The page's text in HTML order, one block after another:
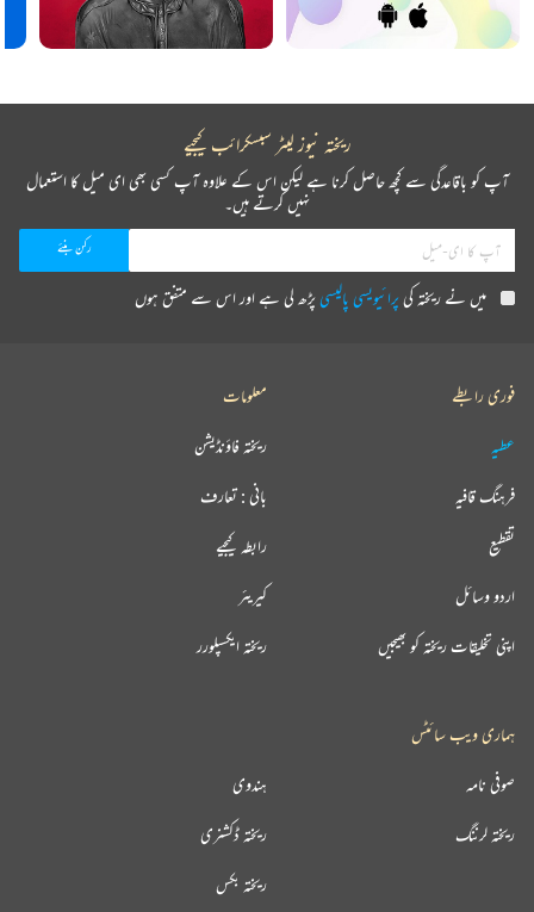
ریختہ نیوز لیٹر سبسکرائب کیجیے
آپ کو باقاعدگی سے کچھ حاصل کرنا ہے لیکن اس کے علاوہ آپ کسی بھی ای میل کا استعمال
نہیں کرتے ہیں۔
میں نے ریختہ کیپرائیویسی پالیسیپڑھ لی ہے اور اس سے متفق ہوں
فوری رابطے
عطیہ
فرہنگ قافیہ
تقطیع
اردو وسائل
اپنی تخلیقات ریختہ کو بھیجیں
معلومات
ریختہ فاؤنڈیشن
بانی : تعارف
رابطہ کیجیے
کیریئر
ریختہ ایکسپلورر
ہماری ویب سائٹس
ہندوی صوفی نامہ
ریختہ ڈکشنری ریختہ لرننگ
ریختہ بکس